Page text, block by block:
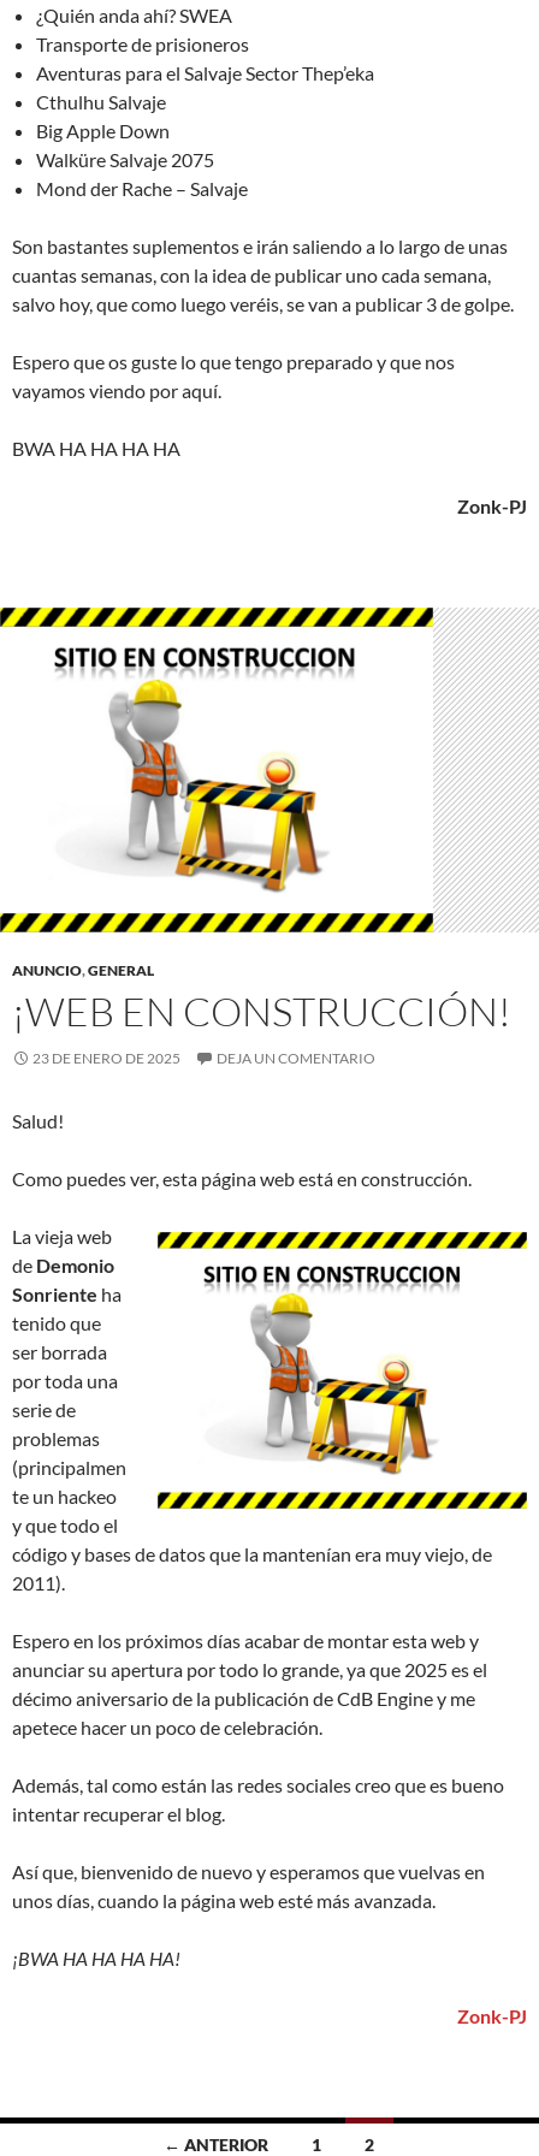
¿Quién anda ahí? SWEA
Transporte de prisioneros
Aventuras para el Salvaje Sector Thep’eka
Cthulhu Salvaje
Big Apple Down
Walküre Salvaje 2075
Mond der Rache – Salvaje
Son bastantes suplementos e irán saliendo a lo largo de unas
cuantas semanas, con la idea de publicar uno cada semana,
salvo hoy, que como luego veréis, se van a publicar 3 de golpe.
Espero que os guste lo que tengo preparado y que nos
vayamos viendo por aquí.
BWA HA HA HA HA
Zonk-PJ
ANUNCIO,GENERAL
¡WEB EN CONSTRUCCIÓN!
23 DE ENERO DE 2025 DEJA UN COMENTARIO
Salud!
Como puedes ver, esta página web está en construcción.
La vieja web
de Demonio
Sonriente ha
tenido que
ser borrada
por toda una
serie de
problemas
(principalmen
te un hackeo
y que todo el
código y bases de datos que la mantenían era muy viejo, de
2011).
Espero en los próximos días acabar de montar esta web y
anunciar su apertura por todo lo grande, ya que 2025 es el
décimo aniversario de la publicación de CdB Engine y me
apetece hacer un poco de celebración.
Además, tal como están las redes sociales creo que es bueno
intentar recuperar el blog.
Así que, bienvenido de nuevo y esperamos que vuelvas en
unos días, cuando la página web esté más avanzada.
¡BWA HA HA HA HA!
Zonk-PJ
← ANTERIOR 1 2